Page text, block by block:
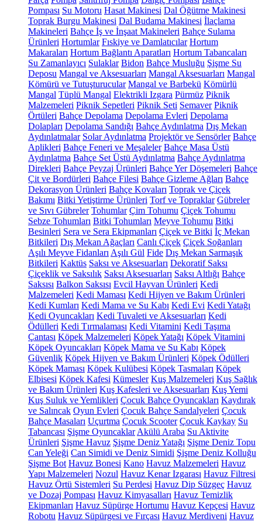
Pompası Su Motoru Hasat Makinesi Dal Öğütme Makinesi
Toprak Burgu Makinesi Dal Budama Makinesi İlaçlama
Makineleri Bahçe İş ve İnşaat Makineleri Bahçe Sulama
Ürünleri Hortumlar Fıskiye ve Damlatıcılar Hortum
Makaraları Hortum Bağlantı Aparatları Hortum Tabancaları
Su Zamanlayıcı Sulaklar Bidon Bahçe Musluğu Şişme Su
Deposu Mangal ve Aksesuarları Mangal Aksesuarları Mangal
Kömürü ve Tutuşturucular Mangal ve Barbekü Kömürlü
Mangal Tüplü Mangal Elektrikli Izgara Pürmüz Piknik
Malzemeleri Piknik Sepetleri Piknik Seti Semaver Piknik
Örtüleri Bahçe Depolama Depolama Evleri Depolama
Dolapları Depolama Sandığı Bahçe Aydınlatma Dış Mekan
Aydınlatmalar Solar Aydınlatma Projektör ve Sensörler Bahçe
Aplikleri Bahçe Feneri ve Meşaleler Bahçe Masa Üstü
Aydınlatma Bahçe Set Üstü Aydınlatma Bahçe Aydınlatma
Direkleri Bahçe Peyzaj Ürünleri Bahçe Yer Döşemeleri Bahçe
Çit ve Bordürleri Bahçe Filesi Bahçe Gizleme Ağları Bahçe
Dekorasyon Ürünleri Bahçe Kovaları Toprak ve Çiçek
Bakımı Bitki Yetiştirme Ürünleri Torf ve Topraklar Gübreler
ve Sıvı Gübreler Tohumlar Çim Tohumu Çiçek Tohumu
Sebze Tohumları Bitki Tohumları Meyve Tohumu Bitki
Besinleri Sera ve Sera Ekipmanları Çiçek ve Bitki İç Mekan
Bitkileri Dış Mekan Ağaçları Canlı Çiçek Çiçek Soğanları
Aşılı Meyve Fidanları Aşılı Gül Fide Dış Mekan Sarmaşık
Bitkileri Kaktüs Saksı ve Aksesuarları Dekoratif Saksı
Çiçeklik ve Saksılık Saksı Aksesuarları Saksı Altlığı Bahçe
Saksısı Balkon Saksısı Evcil Hayvan Ürünleri Kedi
Malzemeleri Kedi Maması Kedi Hijyen ve Bakım Ürünleri
Kedi Kumları Kedi Mama ve Su Kabı Kedi Evi Kedi Yatağı
Kedi Oyuncakları Kedi Tuvaleti ve Aksesuarları Kedi
Ödülleri Kedi Tırmalaması Kedi Vitamini Kedi Taşıma
Çantası Köpek Malzemeleri Köpek Yatağı Köpek Vitamini
Köpek Oyuncakları Köpek Mama ve Su Kabı Köpek
Güvenlik Köpek Hijyen ve Bakım Ürünleri Köpek Ödülleri
Köpek Maması Köpek Kulübesi Köpek Tasmaları Köpek
Elbisesi Köpek Kafesi Kümesler Kuş Malzemeleri Kuş Sağlık
ve Bakım Ürünleri Kuş Kafesleri ve Aksesuarları Kuş Yemi
Kuş Suluk ve Yemlikleri Çocuk Bahçe Oyuncakları Kaydırak
ve Salıncak Oyun Evleri Çocuk Bahçe Sandalyeleri Çocuk
Bahçe Masaları Uçurtma Çocuk Scooter Çocuk Kaykay Su
Tabancası Şişme Oyuncaklar Akülü Araba Su Aktivite
Ürünleri Şişme Havuz Şişme Deniz Yatağı Şişme Deniz Topu
Can Yeleği Can Simidi ve Deniz Simidi Şişme Deniz Kolluğu
Şişme Bot Havuz Bonesi Kano Havuz Malzemeleri Havuz
Yapı Malzemeleri Nozul Havuz Kenar Izgarası Havuz Filtresi
Havuz Örtü Sistemleri Su Perdesi Havuz Dip Süzgeç Havuz
ve Dozaj Pompası Havuz Kimyasalları Havuz Temizlik
Ekipmanları Havuz Süpürge Hortumu Havuz Kepçesi Havuz
Robotu Havuz Süpürgesi ve Fırçası Havuz Merdiveni Havuz